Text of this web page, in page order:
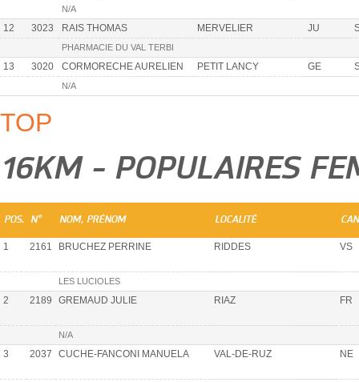
N/A
12 3023 RAIS THOMAS MERVELIER JU
PHARMACIE DU VAL TERBI
13 3020 CORMORECHE AURELIEN PETIT LANCY GE
N/A
TOP
16KM - POPULAIRES
POS. N° NOM, PRÉNOM LOCALITÉ
1 2161 BRUCHEZ PERRINE RIDDES VS
LES LUCIOLES
2 2189 GREMAUD JULIE RIAZ FR
N/A
3 2037 CUCHE-FANCONI MANUELA VAL-DE-RUZ NE